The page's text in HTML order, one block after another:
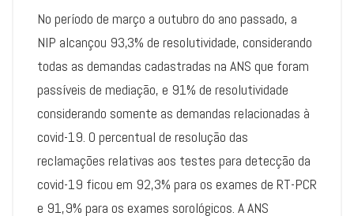
No período de março a outubro do ano passado, a
NIP alcançou 93,3% de resolutividade, considerando
todas as demandas cadastradas na ANS que foram
passíveis de mediação, e 91% de resolutividade
considerando somente as demandas relacionadas à
covid-19. O percentual de resolução das
reclamações relativas aos testes para detecção da
covid-19 ficou em 92,3% para os exames de RT-PCR
e 91,9% para os exames sorológicos. A ANS